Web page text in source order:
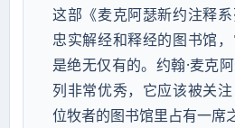
这部《麦克阿瑟新约注释
忠实解经和释经的图书馆
是绝无仅有的。约翰·麦克
列非常优秀，它应该被关
位牧者的图书馆里占有一席